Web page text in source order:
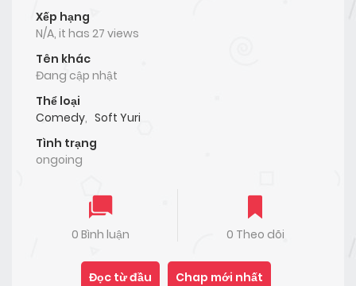
Xếp hạng
N/A, it has 27 views
Tên khác
Đang cập nhật
Thể loại
Comedy, Soft Yuri
Tình trạng
ongoing
0 Bình luận 0 Theo dõi
Đọc từ đầu Chap mới nhất